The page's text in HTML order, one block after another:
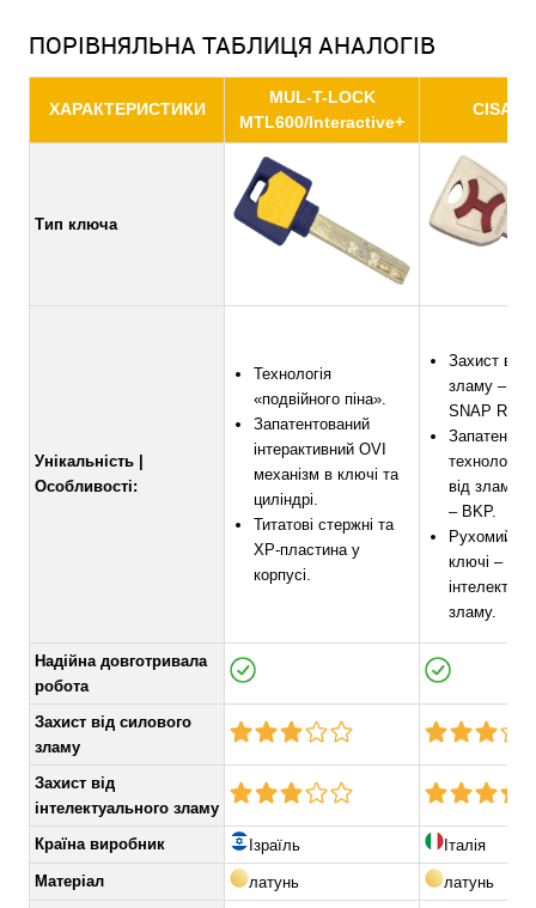
ПОРІВНЯЛЬНА ТАБЛИЦЯ АНАЛОГІВ
ХАРАКТЕРИСТИКИ
MUL-T-LOCK
MTL600/Interactive+
CISA
Тип ключа
Унікальність |
Особливості:
Технологія
«подвійного піна».
Запатентований
інтерактивний OVI
механізм в ключі та
циліндрі.
Титатові стержні та
ХР-пластина у
корпусі.
Захист від
зламу –
SNAP
технологія
від зламу
– BKP.
Рухомий
ключі –
зламу.
Надійна довготривала
робота
Захист від силового
зламу
Захист від
інтелектуального зламу
Країна виробник
Ізраїль
Італія
Матеріал
латунь
латунь